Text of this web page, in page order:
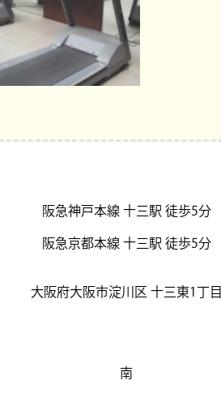
阪急神戸本線 十三駅 徒歩5分
阪急京都本線 十三駅 徒歩5分
大阪府大阪市淀川区 十三東1丁目
南